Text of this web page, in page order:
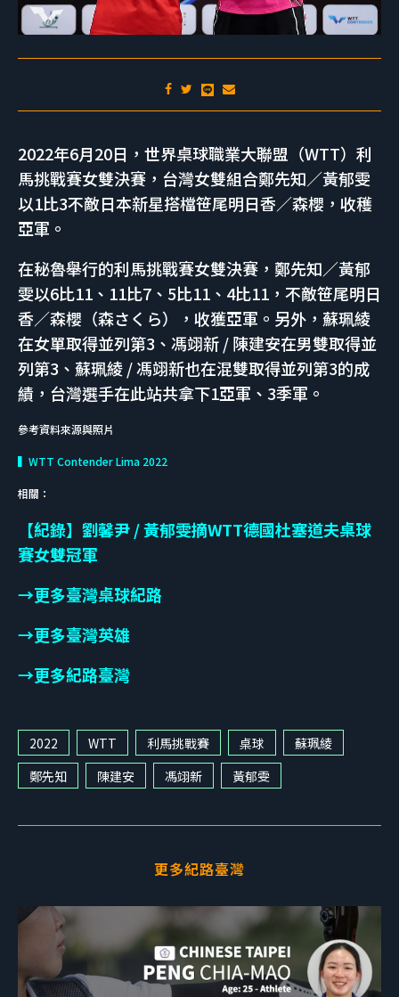
2022年6月20日，世界桌球職業大聯盟（WTT）利
馬挑戰賽女雙決賽，台灣女雙組合鄭先知／黃郁雯
以1比3不敵日本新星搭檔笹尾明日香／森櫻，收穫
亞軍。
在秘魯舉行的利馬挑戰賽女雙決賽，鄭先知／黃郁
雯以6比11、11比7、5比11、4比11，不敵笹尾明日
香／森櫻（森さくら），收獲亞軍。另外，蘇珮綾
在女單取得並列第3、馮翊新 / 陳建安在男雙取得並
列第3、蘇珮綾 / 馮翊新也在混雙取得並列第3的成
績，台灣選手在此站共拿下1亞軍、3季軍。
參考資料來源與照片
▍WTT Contender Lima 2022
相關：
【紀錄】劉馨尹 / 黃郁雯摘WTT德國杜塞道夫桌球
賽女雙冠軍
→更多臺灣桌球紀路
→更多臺灣英雄
→更多紀路臺灣
2022 WTT 利馬挑戰賽 桌球
蘇珮綾
鄭先知
陳建安 馮翊新 黃郁雯
更多紀路臺灣